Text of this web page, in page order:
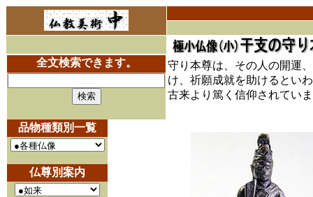
全文検索できます。
品物種類別一覧
仏尊別案内
守り本尊は、その人の開運
け、祈願成就を助けるとい
古来より篤く信仰されてい